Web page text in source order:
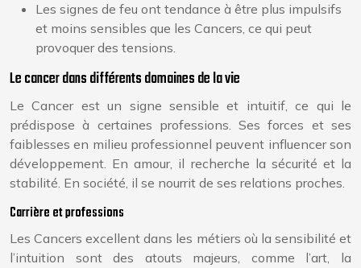
Les signes de feu ont tendance à être plus impulsifs
et moins sensibles que les Cancers, ce qui peut
provoquer des tensions.
Le cancer dans différents domaines de la vie
Le Cancer est un signe sensible et intuitif, ce qui le
prédispose à certaines professions. Ses forces et ses
faiblesses en milieu professionnel peuvent influencer son
développement. En amour, il recherche la sécurité et la
stabilité. En société, il se nourrit de ses relations proches.
Carrière et professions
Les Cancers excellent dans les métiers où la sensibilité et
l’intuition sont des atouts majeurs, comme l’art, la